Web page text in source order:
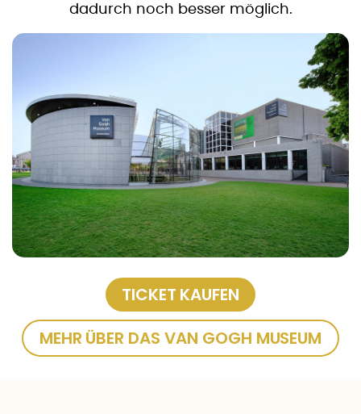
dadurch noch besser möglich.
TICKET KAUFEN
MEHR ÜBER DAS VAN GOGH MUSEUM